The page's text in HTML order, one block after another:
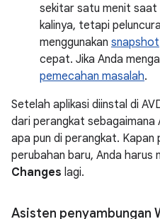
sekitar satu menit saat
kalinya, tetapi
menggunakan snapshot
cepat. Jika Anda
pemecahan masalah.
Setelah aplikasi diinstal di
dari perangkat sebagaimana
apa pun di perangkat. Kapan
perubahan baru, Anda harus
Changes lagi.
Asisten penyambungan